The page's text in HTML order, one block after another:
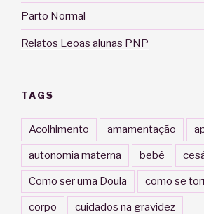
Parto Normal
Relatos Leoas alunas PNP
TAGS
Acolhimento amamentação
autonomia materna bebê
Como ser uma Doula como se
corpo cuidados na gravidez